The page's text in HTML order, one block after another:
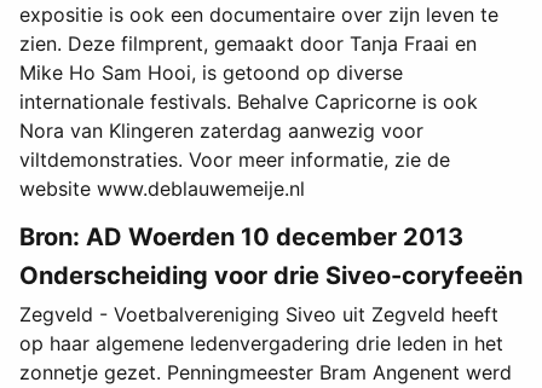
expositie is ook een documentaire over zijn leven te
zien. Deze filmprent, gemaakt door Tanja Fraai en
Mike Ho Sam Hooi, is getoond op diverse
internationale festivals. Behalve Capricorne is ook
Nora van Klingeren zaterdag aanwezig voor
viltdemonstraties. Voor meer informatie, zie de
website www.deblauwemeije.nl
Bron: AD Woerden 10 december 2013
Onderscheiding voor drie Siveo-coryfeeën
Zegveld - Voetbalvereniging Siveo uit Zegveld heeft
op haar algemene ledenvergadering drie leden in het
zonnetje gezet. Penningmeester Bram Angenent werd